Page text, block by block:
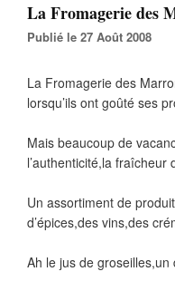
La Fromagerie des
Publié le 27 Août 2008
La Fromagerie des
lorsqu’ils ont goûté ses
Mais beaucoup de
l’authenticité,la
Un assortiment de
d’épices,des vins,des
Ah le jus de groseilles,un